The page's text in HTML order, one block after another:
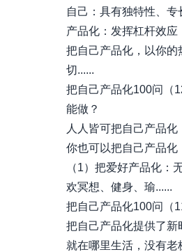
自己：具有独特性、专
产品化：发挥杠杆效应
把自己产品化，以你
切......
把自己产品化100问（
能做？
人人皆可把自己产品化
你也可以把自己产品化
（1）把爱好产品化：
欢冥想、健身、瑜......
把自己产品化100问（
把自己产品化提供了
就在哪里生活，没有